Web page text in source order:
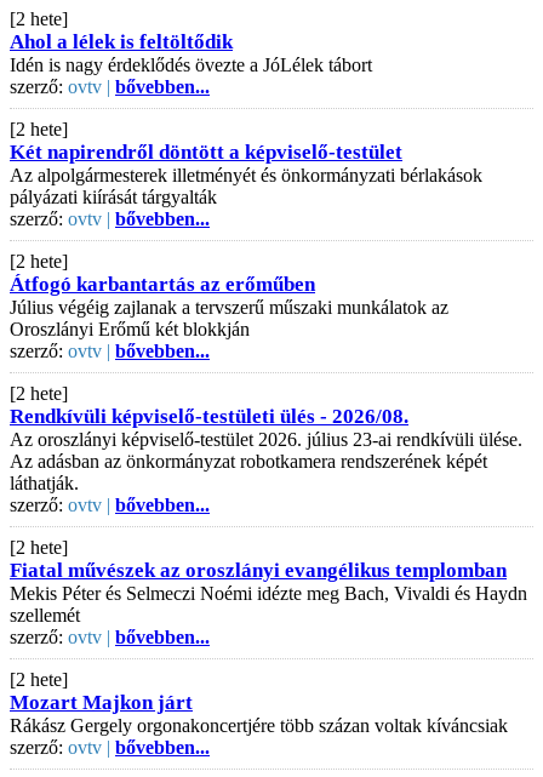
[2 hete]
Ahol a lélek is feltöltődik
Idén is nagy érdeklődés övezte a JóLélek tábort
szerző: ovtv | bővebben...
[2 hete]
Két napirendről döntött a képviselő-testület
Az alpolgármesterek illetményét és önkormányzati bérlakások
pályázati kiírását tárgyalták
szerző: ovtv | bővebben...
[2 hete]
Átfogó karbantartás az erőműben
Július végéig zajlanak a tervszerű műszaki munkálatok az
Oroszlányi Erőmű két blokkján
szerző: ovtv | bővebben...
[2 hete]
Rendkívüli képviselő-testületi ülés - 2026/08.
Az oroszlányi képviselő-testület 2026. július 23-ai rendkívüli ülése.
Az adásban az önkormányzat robotkamera rendszerének képét
láthatják.
szerző: ovtv | bővebben...
[2 hete]
Fiatal művészek az oroszlányi evangélikus templomban
Mekis Péter és Selmeczi Noémi idézte meg Bach, Vivaldi és Haydn
szellemét
szerző: ovtv | bővebben...
[2 hete]
Mozart Majkon járt
Rákász Gergely orgonakoncertjére több százan voltak kíváncsiak
szerző: ovtv | bővebben...